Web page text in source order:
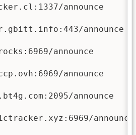
announce
announce
announce
announce
announce
announce